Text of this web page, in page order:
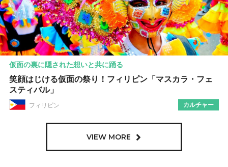
仮面の裏に隠された想いと共に踊る
笑顔はじける仮面の祭り！フィリピン「マスカラ・フェ
スティバル」
フィリピン カルチャー
VIEW MORE